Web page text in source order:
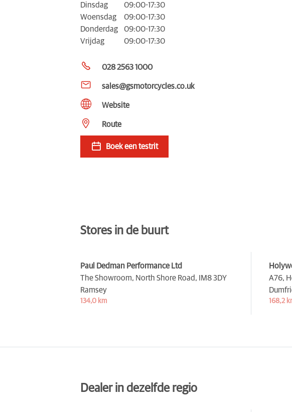
Dinsdag
09:00-17:30
Woensdag
09:00-17:30
Donderdag
09:00-17:30
Vrijdag
09:00-17:30
028 2563 1000
sales@gsmotorcycles.co.uk
Website
Route
Boek een testrit
Stores in de buurt
Paul Dedman Performance Ltd
The Showroom, North Shore Road,
IM8 3DY
Ramsey
134,0 km
A76,
168,2
Dealer in dezelfde regio